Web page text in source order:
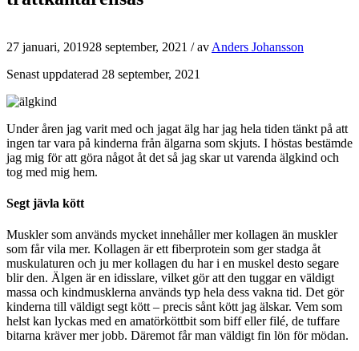
27 januari, 201928 september, 2021 / av Anders Johansson
Senast uppdaterad 28 september, 2021
Under åren jag varit med och jagat älg har jag hela tiden tänkt på att
ingen tar vara på kinderna från älgarna som skjuts. I höstas bestämde
jag mig för att göra något åt det så jag skar ut varenda älgkind och
tog med mig hem.
Segt jävla kött
Muskler som används mycket innehåller mer kollagen än muskler
som får vila mer. Kollagen är ett fiberprotein som ger stadga åt
muskulaturen och ju mer kollagen du har i en muskel desto segare
blir den. Älgen är en idisslare, vilket gör att den tuggar en väldigt
massa och kindmusklerna används typ hela dess vakna tid. Det gör
kinderna till väldigt segt kött – precis sånt kött jag älskar. Vem som
helst kan lyckas med en amatörköttbit som biff eller filé, de tuffare
bitarna kräver mer jobb. Däremot får man väldigt fin lön för mödan.